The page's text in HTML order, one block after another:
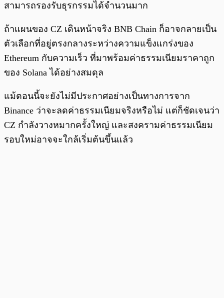
สามารถรองรับธุรกรรมได้จำนวนมาก
ถ้าแผนของ CZ เดินหน้าจริง BNB Chain ก็อาจกลายเป็น
ตัวเลือกที่อยู่ตรงกลางระหว่างความแข็งแกร่งของ
Ethereum กับความเร็ว ที่มาพร้อมค่าธรรมเนียมราคาถูก
ของ Solana ได้อย่างสมดุล
แม้ตอนนี้จะยังไม่มีประกาศอย่างเป็นทางการจาก
Binance ว่าจะลดค่าธรรมเนียมจริงหรือไม่ แต่ก็ชัดเจนว่า
CZ กำลังวางหมากครั้งใหญ่ และสงครามค่าธรรมเนียม
รอบใหม่อาจจะใกล้เริ่มต้นขึ้นแล้ว